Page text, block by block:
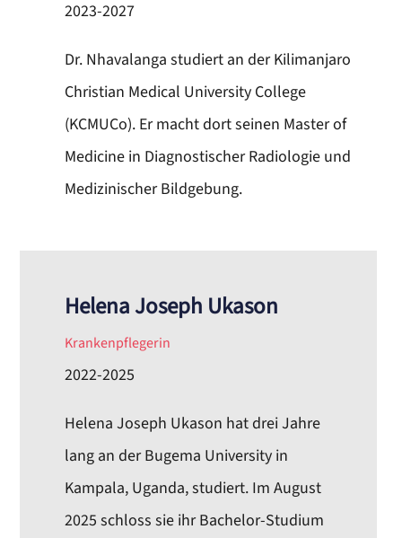
2023-2027
Dr. Nhavalanga studiert an der Kilimanjaro
Christian Medical University College
(KCMUCo). Er macht dort seinen Master of
Medicine in Diagnostischer Radiologie und
Medizinischer Bildgebung.
Helena Joseph Ukason
Krankenpflegerin
2022-2025
Helena Joseph Ukason hat drei Jahre
lang an der Bugema University in
Kampala, Uganda, studiert. Im August
2025 schloss sie ihr Bachelor-Studium